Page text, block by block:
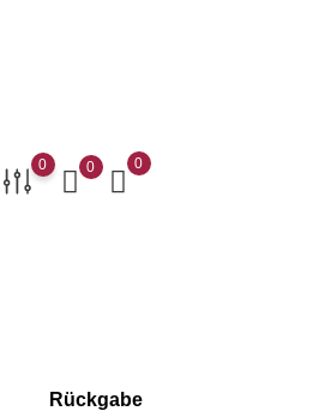
0 0 0
Rückgabe